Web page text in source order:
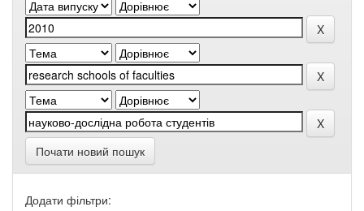
Почати новий пошук
Додати фільтри: